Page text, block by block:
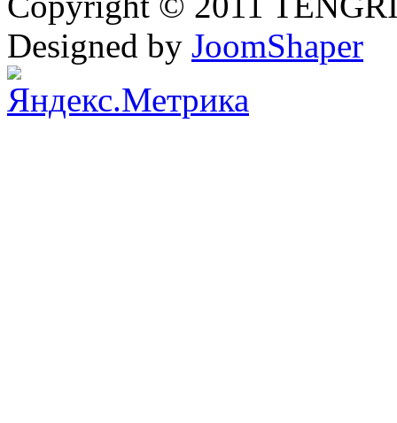
Designed by JoomShaper